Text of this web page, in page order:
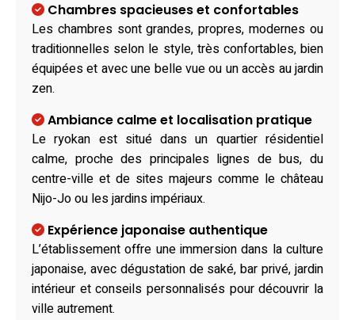
Chambres spacieuses et confortables
Les chambres sont grandes, propres, modernes ou
traditionnelles selon le style, très confortables, bien
équipées et avec une belle vue ou un accès au jardin
zen.
Ambiance calme et localisation pratique
Le ryokan est situé dans un quartier résidentiel
calme, proche des principales lignes de bus, du
centre-ville et de sites majeurs comme le château
Nijo-Jo ou les jardins impériaux.
Expérience japonaise authentique
L’établissement offre une immersion dans la culture
japonaise, avec dégustation de saké, bar privé, jardin
intérieur et conseils personnalisés pour découvrir la
ville autrement.